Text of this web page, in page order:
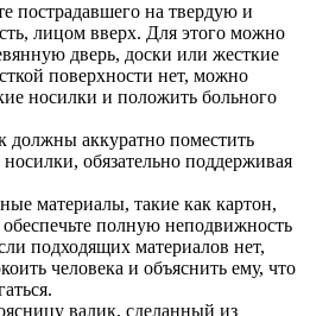
пострадавшего на твердую и
лицом вверх. Для этого можно
дверь, доски или жесткие
поверхности нет, можно
носилки и положить больного
должны аккуратно поместить
обязательно поддерживая
материалы, такие как картон,
полную неподвижность
подходящих материалов нет,
человека и объяснить ему, что
валик, сделанный из